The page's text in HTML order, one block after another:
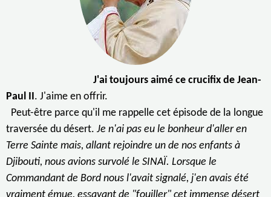
J'ai toujours aimé ce crucifix de Jean-
Paul II. J'aime en offrir.
Peut-être parce qu'il me rappelle cet épisode de la longue
traversée du désert. Je n'ai pas eu le bonheur d'aller en
Terre Sainte mais, allant rejoindre un de nos enfants à
Djibouti, nous avions survolé le SINAÏ. Lorsque le
Commandant de Bord nous l'avait signalé, j'en avais été